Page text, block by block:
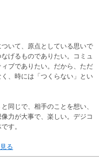
いて、原点としている思いで
げるものでありたい。コミュ
ブでありたい。だから、ただ
、時には「つくらない」とい
同じで、相手のことを想い、
力が大事で、楽しい。デジコ
す。
る